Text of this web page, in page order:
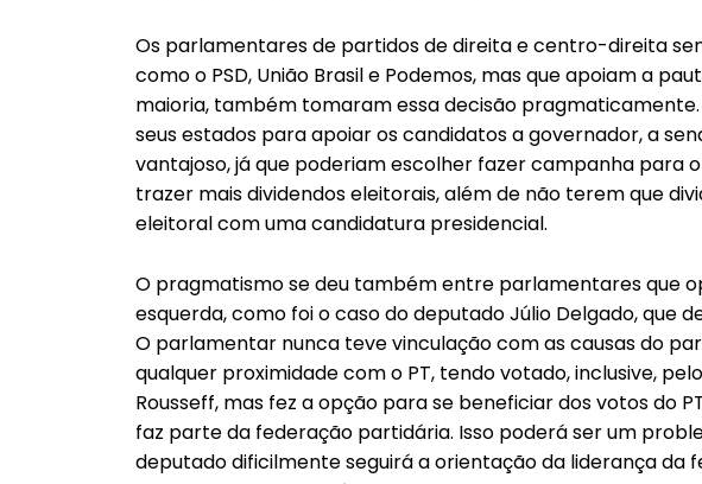
Os parlamentares de partidos de direita e centro-direita
como o PSD, União Brasil e Podemos, mas que apoiam a
maioria, também tomaram essa decisão
seus estados para apoiar os candidatos a governador, a
vantajoso, já que poderiam escolher fazer campanha para
trazer mais dividendos eleitorais, além de não terem que
eleitoral com uma candidatura presidencial.
O pragmatismo se deu também entre parlamentares que
esquerda, como foi o caso do deputado Júlio Delgado, que
O parlamentar nunca teve vinculação com as causas do
qualquer proximidade com o PT, tendo votado, inclusive,
Rousseff, mas fez a opção para se beneficiar dos votos do
faz parte da federação partidária. Isso poderá ser um
deputado dificilmente seguirá a orientação da liderança da